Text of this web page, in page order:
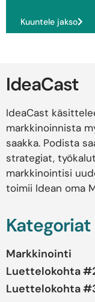
Kuuntele jakso
IdeaCast
IdeaCast
markkinoinnista
saakka. Podista
strategiat,
markkinointisi
toimii Idean oma
Kategoriat
Markkinointi
Luettelokohta
Luettelokohta